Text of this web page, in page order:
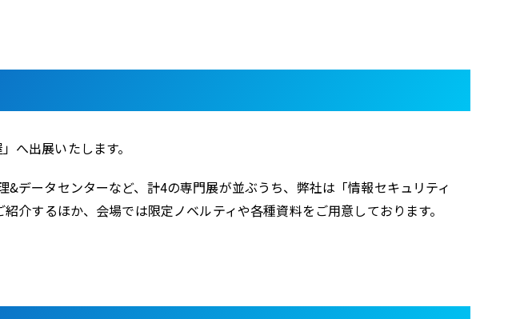
へ出展いたします。
データセンターなど、計4の専門展が並ぶうち、弊社は「情報セキュリティ
介するほか、会場では限定ノベルティや各種資料をご用意しております。